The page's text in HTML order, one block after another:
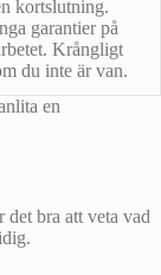
kortslutning.
garantier på
Krångligt
du inte är van.
en
bra att veta vad